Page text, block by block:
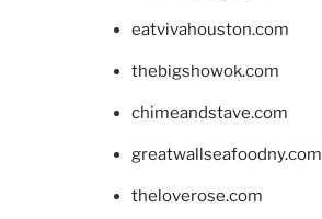
eatvivahouston.com
thebigshowok.com
chimeandstave.com
greatwallseafoodny.com
theloverose.com